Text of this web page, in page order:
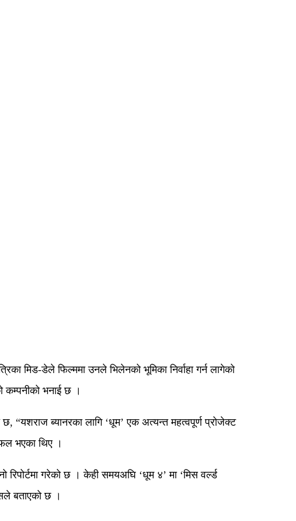
मिड-डेले फिल्ममा उनले भिलेनको भूमिका निर्वाहा गर्न लागेको
कम्पनीको भनाई छ ।
“यशराज ब्यानरका लागि ‘धूम’ एक अत्यन्त महत्वपूर्ण प्रोजेक्ट
भएका थिए ।
गरेको छ । केही समयअघि ‘धूम ४’ मा ‘मिस वर्ल्ड
बताएको छ ।